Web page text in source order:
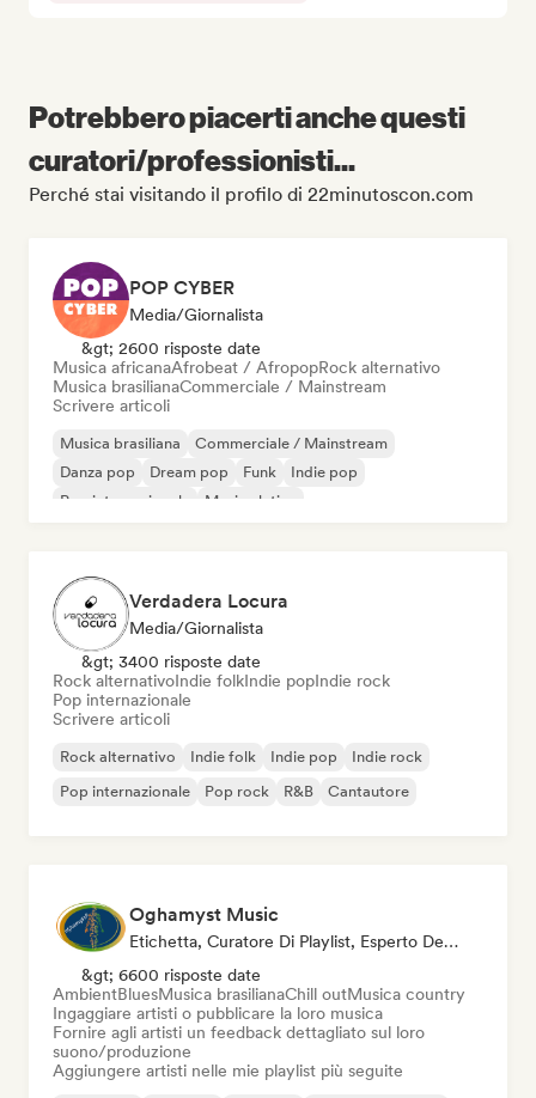
Potrebbero piacerti anche questi
curatori/professionisti...
Perché stai visitando il profilo di 22minutoscon.com
POP CYBER
Media/Giornalista
&gt; 2600 risposte date
Musica africanaAfrobeat / AfropopRock alternativo
Musica brasilianaCommerciale / Mainstream
Scrivere articoli
Musica brasiliana
Commerciale / Mainstream
Danza pop
Dream pop Funk
Indie pop
Pop internazionale
Musica latina
Verdadera Locura
Media/Giornalista
&gt; 3400 risposte date
Rock alternativoIndie folkIndie popIndie rock
Pop internazionale
Scrivere articoli
Rock alternativo Indie folk Indie pop
Indie rock
Pop internazionale
Pop rock R&B Cantautore
Oghamyst Music
Etichetta, Curatore Di Playlist, Esperto Del Suono
&gt; 6600 risposte date
AmbientBluesMusica brasilianaChill outMusica country
Ingaggiare artisti o pubblicare la loro musica
Fornire agli artisti un feedback dettagliato sul loro
suono/produzione
Aggiungere artisti nelle mie playlist più seguite